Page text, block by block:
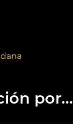
por...